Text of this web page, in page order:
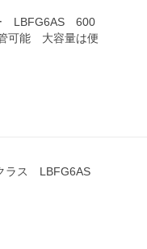
LBFG6AS 600
可能 大容量は便
ラス LBFG6AS